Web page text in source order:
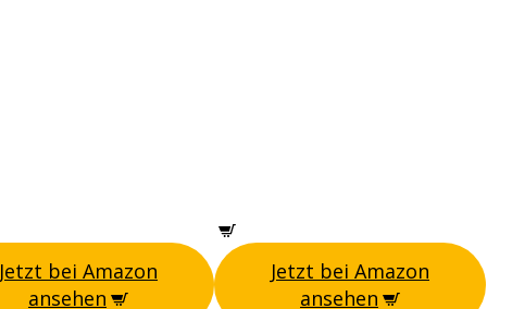
Jetzt bei Amazon
ansehen
Jetzt bei Amazon
ansehen